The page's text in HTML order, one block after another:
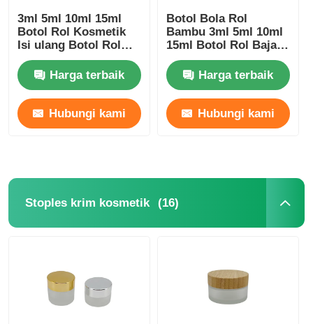
3ml 5ml 10ml 15ml
Botol Rol Kosmetik
Isi ulang Botol Rol
Minyak Esensial
Harga terbaik
Hubungi kami
Botol Bola Rol
Bambu 3ml 5ml 10ml
15ml Botol Rol Baja
Rinsing
Harga terbaik
Hubungi kami
Stoples krim kosmetik (16)